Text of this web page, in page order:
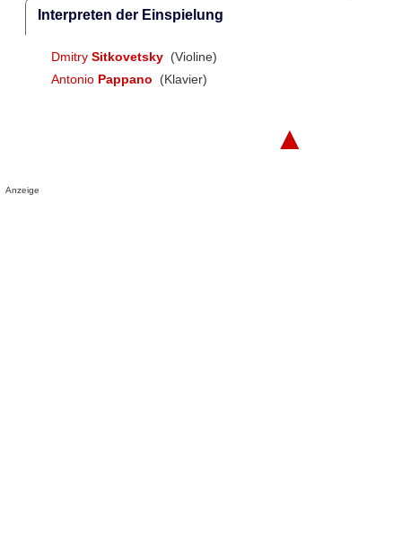
Interpreten der Einspielung
Dmitry Sitkovetsky (Violine)
Antonio Pappano (Klavier)
▲
Anzeige